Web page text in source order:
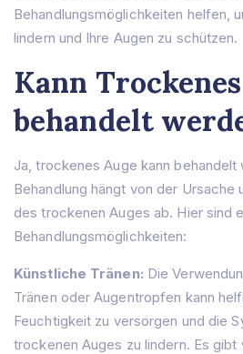
Prof. MD. Rıfat Rasier
Lasik Türkei – Lasik Istanbul
Femto Lasik Chirurgie Türkei
Kataraktchirurgie in der Türkei
Augenlidoperation Türkei
Objektivwechsel (RLE)
Intraokularlinsen (IOL)
Blog
Behandlungsmöglichkeiten helfen,
lindern und Ihre Augen zu schützen.
Kann
behandelt
Ja, trockenes Auge kann behandelt
Behandlung hängt von der Ursache
des trockenen Auges ab. Hier sind
Behandlungsmöglichkeiten:
Künstliche Tränen: Die
Tränen oder Augentropfen kann
Feuchtigkeit zu versorgen und die
trockenen Auges zu lindern. Es